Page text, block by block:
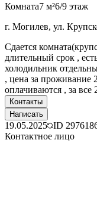
Комната7 м²6/9 этаж
г. Могилев, ул.
Сдается
длительный срок ,
холодильник
, цена за проживание
оплачиваются , за все
Контакты
Написать
19.05.2025 ID
Контактное лицо